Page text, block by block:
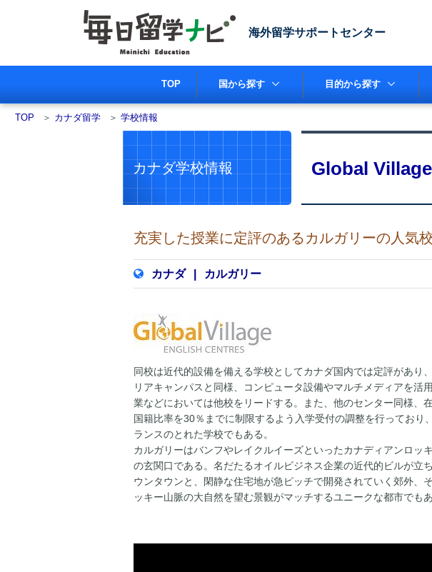
海外留学サポートセンター
TOP 国から探す 目的から探す
TOP ＞ カナダ留学 ＞ 学校情報
カナダ学校情報 Global
充実した授業に定評のあるカルガリーの人気校
カナダ カルガリー
同校は近代的設備を備える学校としてカナダ国内では定評があり
リアキャンパスと同様、コンピュータ設備やマルチメディアを活
業などにおいては他校をリードする。また、他のセンター同様、
国籍比率を30％までに制限するよう入学受付の調整を行っており
ランスのとれた学校でもある。
カルガリーはバンフやレイクルイーズといったカナディアンロッ
の玄関口である。名だたるオイルビジネス企業の近代的ビルが立
ウンタウンと、閑静な住宅地が急ピッチで開発されていく郊外、
ッキー山脈の大自然を望む景観がマッチするユニークな都市でもあ